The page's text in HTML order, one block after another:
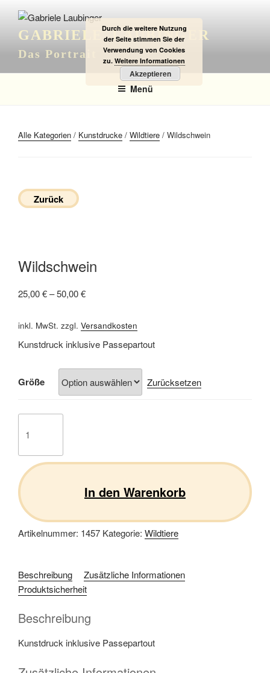
Inhalt
springenGABRIELE LAUBINGER
Das Portrait
Menü
Alle Kategorien / Kunstdrucke / Wildtiere / Wildschwein
Zurück
Wildschwein
25,00€–50,00€
inkl. MwSt. zzgl. Versandkosten
Kunstdruck inklusive Passepartout
Größe Zurücksetzen
Menge
In den Warenkorb
Artikelnummer: 1457 Kategorie: Wildtiere
Beschreibung
Zusätzliche Informationen
Produktsicherheit
Beschreibung
Kunstdruck inklusive Passepartout
Durch die weitere Nutzung
der Seite stimmen Sie der
Verwendung von Cookies
zu. Weitere Informationen
Akzeptieren